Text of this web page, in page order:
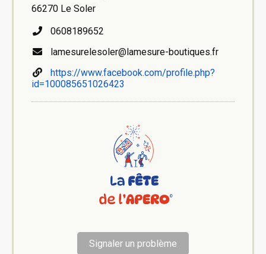
66270 Le Soler
0608189652
lamesurelesoler@lamesure-boutiques.fr
https://www.facebook.com/profile.php?
id=100085651026423
Signaler un problème